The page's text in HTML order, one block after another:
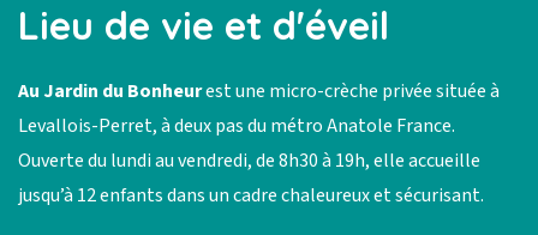
Lieu de vie et d'éveil
Au Jardin du Bonheurest une micro-crèche privée située à
Levallois-Perret, à deux pas du métro Anatole France.
Ouverte du lundi au vendredi, de 8h30 à 19h, elle accueille
jusqu’à 12 enfants dans un cadre chaleureux et sécurisant.